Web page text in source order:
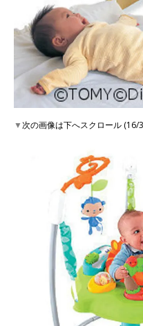
▼次の画像は下へスクロール (16/